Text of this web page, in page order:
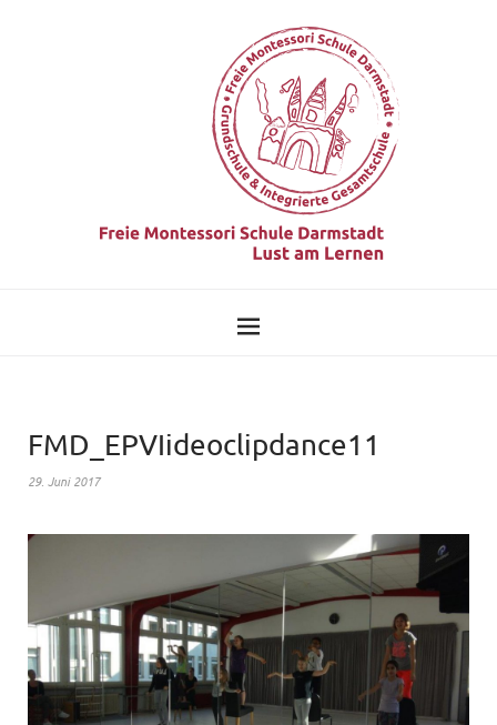
FMD_EPVIideoclipdance11
29. Juni 2017